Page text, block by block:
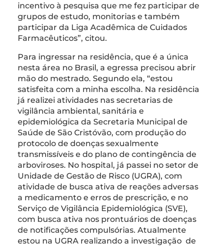
incentivo à pesquisa que me fez participar de
grupos de estudo, monitorias e também
participar da Liga Acadêmica de Cuidados
Farmacêuticos”, citou.
Para ingressar na residência, que é a única
nesta área no Brasil, a egressa precisou abrir
mão do mestrado. Segundo ela, “estou
satisfeita com a minha escolha. Na residência
já realizei atividades nas secretarias de
vigilância ambiental, sanitária e
epidemiológica da Secretaria Municipal de
Saúde de São Cristóvão, com produção do
protocolo de doenças sexualmente
transmissíveis e do plano de contingência de
arboviroses. No hospital, já passei no setor de
Unidade de Gestão de Risco (UGRA), com
atividade de busca ativa de reações adversas
a medicamento e erros de prescrição, e no
Serviço de Vigilância Epidemiológica (SVE),
com busca ativa nos prontuários de doenças
de notificações compulsórias. Atualmente
estou na UGRA realizando a investigação de